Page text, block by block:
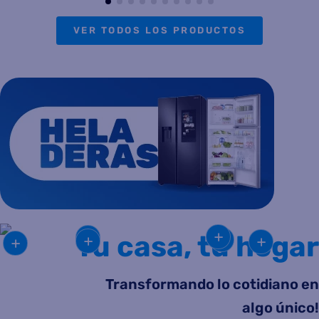
VER TODOS LOS PRODUCTOS
Tu casa, tu hogar
Transformando lo cotidiano en
algo único!